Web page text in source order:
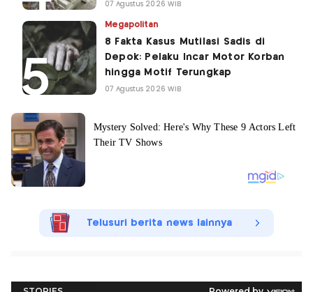
07 Agustus 2026 WIB
Megapolitan
8 Fakta Kasus Mutilasi Sadis di
Depok: Pelaku Incar Motor Korban
hingga Motif Terungkap
07 Agustus 2026 WIB
Telusuri berita news lainnya